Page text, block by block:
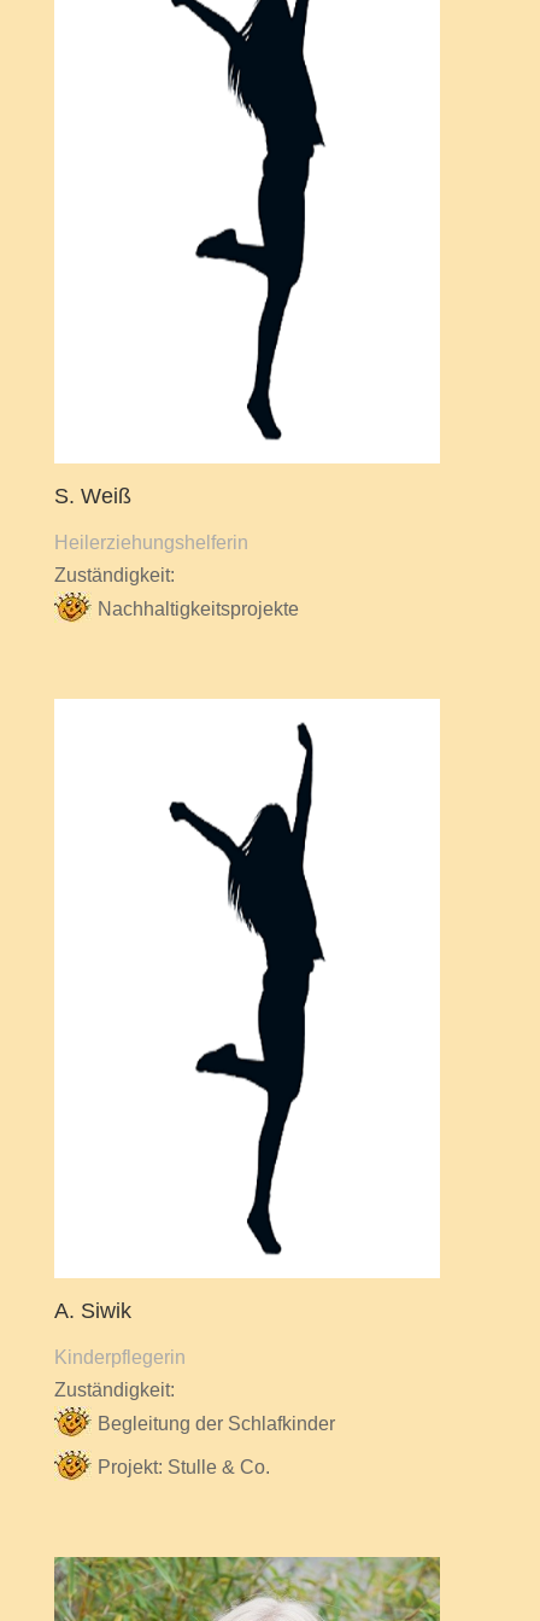
S. Weiß
Heilerziehungshelferin
Zuständigkeit:
Nachhaltigkeitsprojekte
A. Siwik
Kinderpflegerin
Zuständigkeit:
Begleitung der Schlafkinder
Projekt: Stulle & Co.